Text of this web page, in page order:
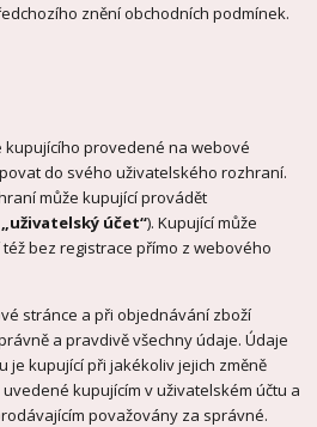
znění obchodních podmínek.
provedené na webové
do svého uživatelského rozhraní.
může kupující provádět
„uživatelský účet“). Kupující může
bez registrace přímo z webového
stránce a při objednávání zboží
a pravdivě všechny údaje. Údaje
je kupující při jakékoliv jejich změně
kupujícím v uživatelském účtu a
považovány za správné.